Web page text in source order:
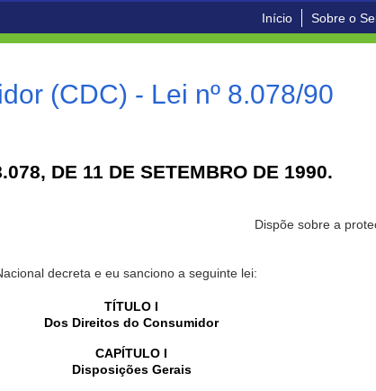
Início Sobre o
(CDC) - Lei nº 8.078/90
DE 11 DE SETEMBRO DE 1990.
Dispõe sobre a
decreta e eu sanciono a seguinte lei:
TÍTULO I
Dos Direitos do Consumidor
CAPÍTULO I
Disposições Gerais